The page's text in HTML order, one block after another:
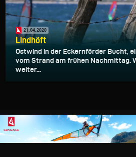
21.04.2020
Lindhöft
Ostwind in der Eckernförder Bucht,
vom Strand am frühen Nachmittag.
weiter...